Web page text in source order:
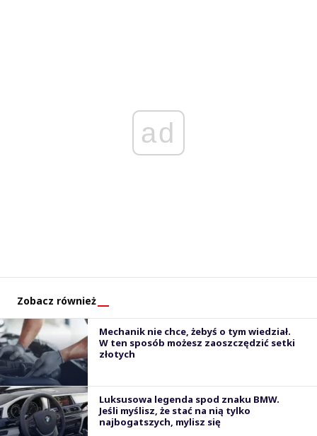
ad
Zobacz również
Mechanik nie chce, żebyś o tym wiedział.
W ten sposób możesz zaoszczędzić setki
złotych
Luksusowa legenda spod znaku BMW.
Jeśli myślisz, że stać na nią tylko
najbogatszych, mylisz się